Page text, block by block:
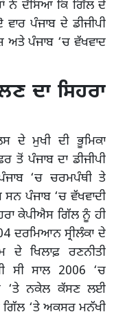
ਨੇ ਦੱਸਿਆ ਕਿ ਗਿੱਲ ਦੇ
ਪੰਜਾਬ ਦੇ ਡੀਜੀਪੀ
ਅਤੇ ਪੰਜਾਬ ‘ਚ ਵੱਖਵਾਦ
ਦਾ ਸਿਹਰਾ
ਦੇ ਮੁਖੀ ਦੀ ਭੂਮਿਕਾ
ਤੋਂ ਪੰਜਾਬ ਦਾ ਡੀਜੀਪੀ
‘ਚ ਚਰਮਪੰਥੀ ਤੇ
ਪੰਜਾਬ ‘ਚ ਵੱਖਵਾਦੀ
ਕੇਪੀਐਸ ਗਿੱਲ ਨੂੰ ਹੀ
ਦਰਮਿਆਨ ਸ੍ਰੀਲੰਕਾ ਦੇ
ਖਿਲਾਫ਼ ਰਣਨੀਤੀ
ਸੀ ਸਾਲ 2006 ‘ਚ
‘ਤੇ ਨਕੇਲ ਕੱਸਣ ਲਈ
ਗਿੱਲ ‘ਤੇ ਅਕਸਰ ਮਨੁੱਖੀ